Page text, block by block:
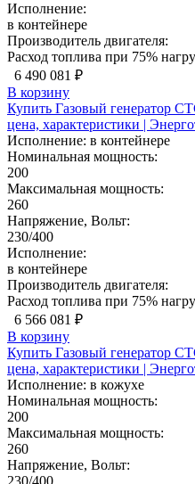
Исполнение:
в контейнере
Производитель двигателя:
Расход топлива при 75%
6 490 081 ₽
В корзину
Купить Газовый генератор
цена, характеристики |
Исполнение: в контейнере
Номинальная мощность:
200
Максимальная мощность:
260
Напряжение, Вольт:
230/400
Исполнение:
в контейнере
Производитель двигателя:
Расход топлива при 75%
6 566 081 ₽
В корзину
Купить Газовый генератор
цена, характеристики |
Исполнение: в кожухе
Номинальная мощность:
200
Максимальная мощность:
260
Напряжение, Вольт:
230/400